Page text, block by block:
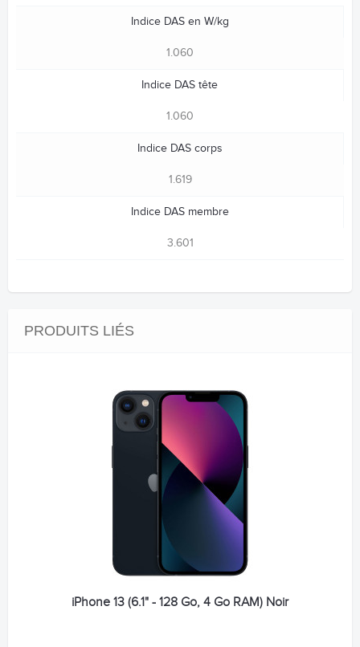
Indice DAS en W/kg
1.060
Indice DAS tête
1.060
Indice DAS corps
1.619
Indice DAS membre
3.601
PRODUITS LIÉS
iPhone 13 (6.1" - 128 Go, 4 Go RAM) Noir